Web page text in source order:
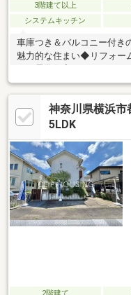
3階建て以上
システムキッチン
車庫つき＆バルコニー付き
魅力的な住まい◆リフォ
式） LDK３面、３階
徴 ・‥…━━━◆◇当社の「
強みをいかし、高齢の方か
『いちばん相談しやすい不
に。いちばん話しやすい、
へ。
神奈川県横浜市
5LDK
2階建て